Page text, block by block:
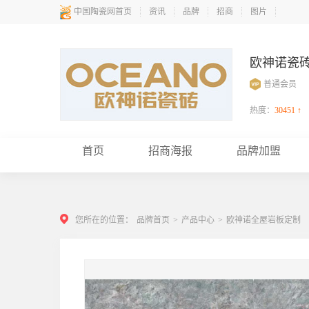
中国陶瓷网首页 资讯 品牌 招商 图片
欧神诺瓷
普通会员
热度： 30451 ↑
首页 招商海报 品牌加盟
您所在的位置： 品牌首页 > 产品中心 > 欧神诺全屋岩板定制